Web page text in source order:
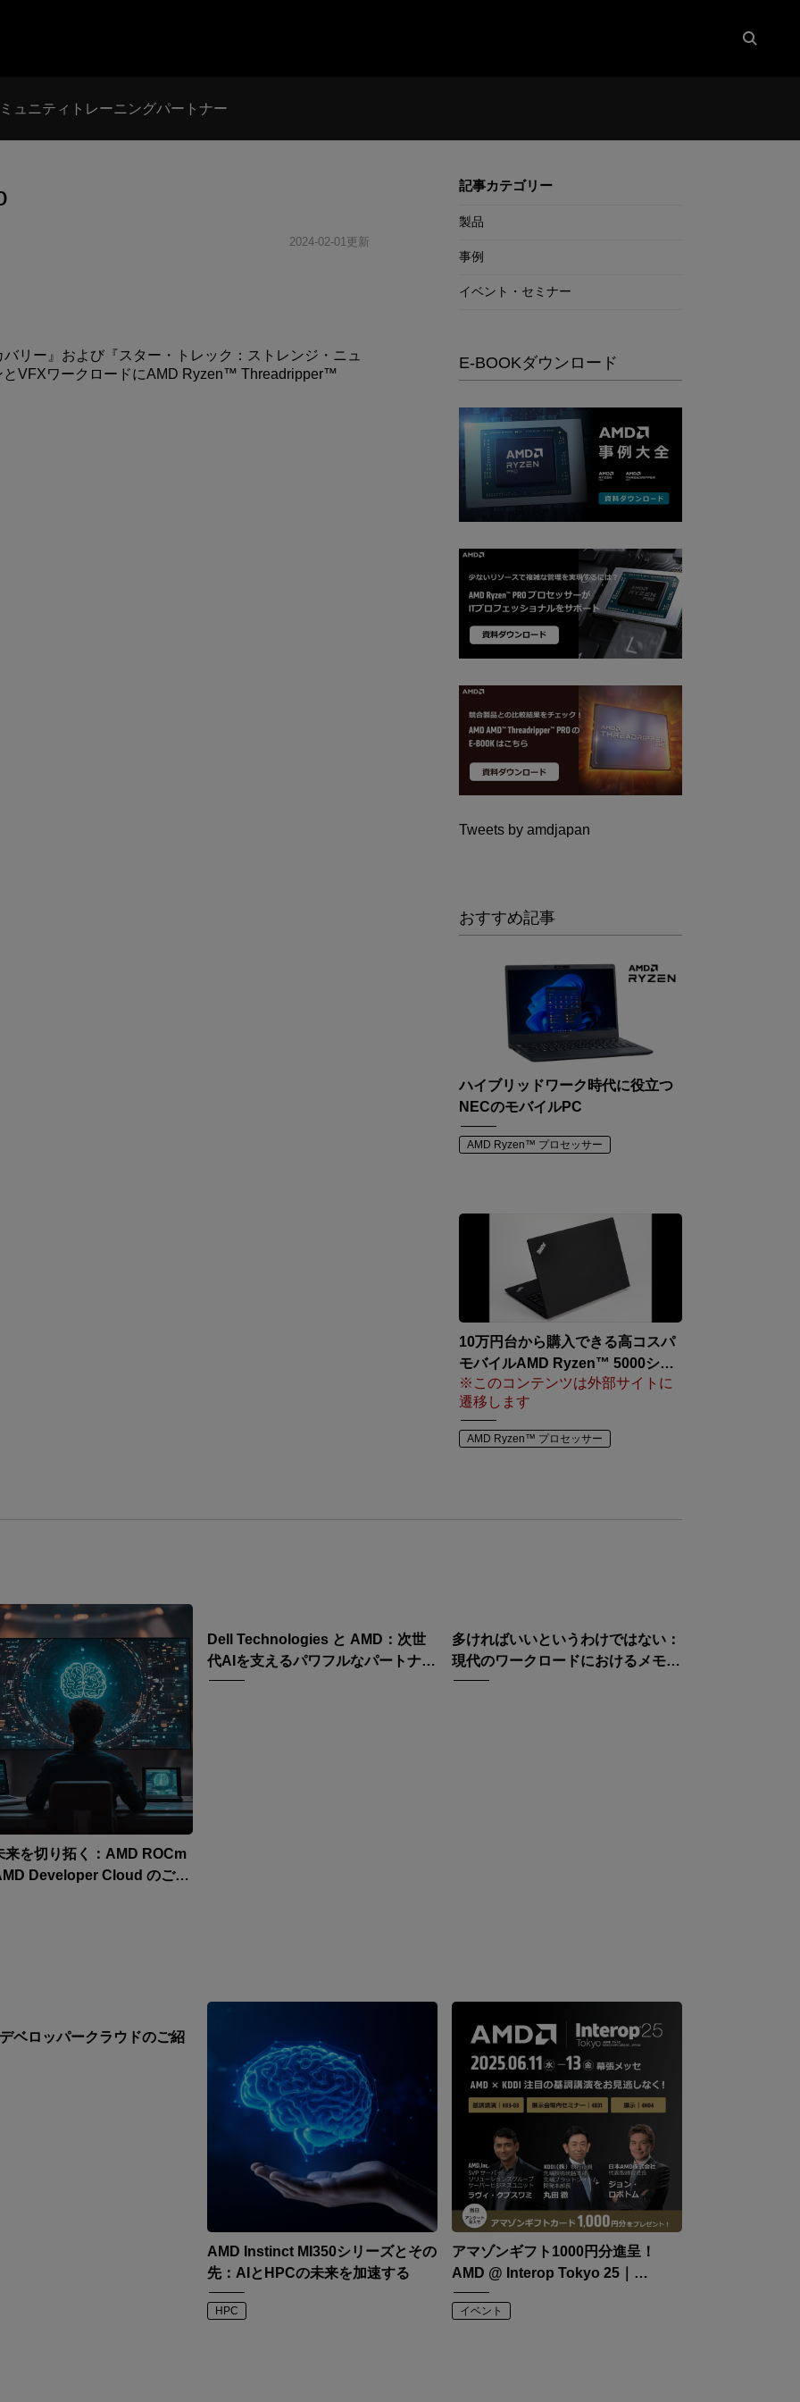
ュニティ トレーニングパートナー
2024-02-01更新
リー』および『スター・トレック：ストレンジ・ニュ
とVFXワークロードにAMD Ryzen™ Threadripper™
記事カテゴリー
製品
事例
イベント・セミナー
E-BOOKダウンロード
Tweets by amdjapan
おすすめ記事
ハイブリッドワーク時代に役立つ
NECのモバイルPC
AMD Ryzen™ プロセッサー
10万円台から購入できる高コスパ
モバイルAMD Ryzen™ 5000シリ
ーズ搭載「ThinkPad T14 Gen2」
を検証
※このコンテンツは外部サイトに
遷移します
AMD Ryzen™ プロセッサー
来を切り拓く：AMD ROCm
Developer Cloud のご紹
Dell Technologies と AMD：次世
代AIを支えるパワフルなパートナー
シップ
多ければいいというわけではない：
現代のワークロードにおけるメモリ
選択の再考
ベロッパークラウドのご紹
AMD Instinct MI350シリーズとその
先：AIとHPCの未来を加速する
HPC
アマゾンギフト1000円分進呈！
AMD @ Interop Tokyo 25｜
AMD×KDDI 基調講演・展示会場内
セミナー・展示情報
イベント